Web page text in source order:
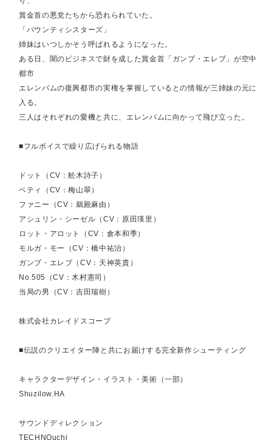
賞金首の悪党たちから恐れられていた。
「バウンティシスターズ」
姉妹はいつしかそう呼ばれるようになった。
ある日、闇のビジネスで財を成した賞金首「ガンブ・エレブ」が空中
都市
エレンバムの復興都市の実権を掌握しているとの情報が三姉妹の元に
入る。
三人はそれぞれの愛機と共に、エレンバムに向かって飛び立った。
■フルボイスで繰り広げられる物語
ドット（CV：舩木詩子）
ベティ（CV：梅山翠）
ファニー（CV：鵜殿麻由）
アシュリン・シーゼル（CV：原田瑛里）
ロット・アロット（CV：倉本和季）
モルガ・モー（CV：橋中祐治）
ガンブ・エレブ（CV：天神英貴）
No.505（CV：木村憲司）
当局の男（CV：吉田瑞樹）
株式会社カレイドスコープ
■伝説のクリエイター陣と共にお届けする完全新作シューティング
キャラクターデザイン・イラスト・美術（一部）
Shuzilow.HA
サウンドディレクション
TECHNOuchi ⁡